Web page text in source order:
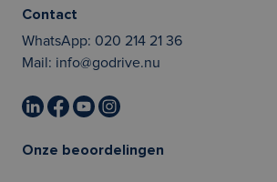
Contact
WhatsApp: 020 214 21 36
Mail: info@godrive.nu
Onze beoordelingen